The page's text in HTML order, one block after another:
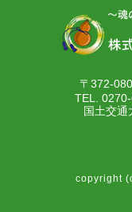
〒372-
TEL.
国土交
copyright